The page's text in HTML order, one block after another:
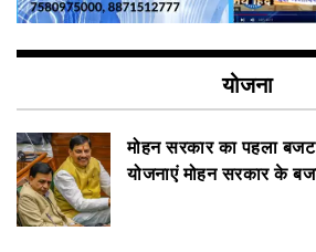
योजना
मोहन सरकार का पहला बजट
योजनाएं मोहन सरकार के